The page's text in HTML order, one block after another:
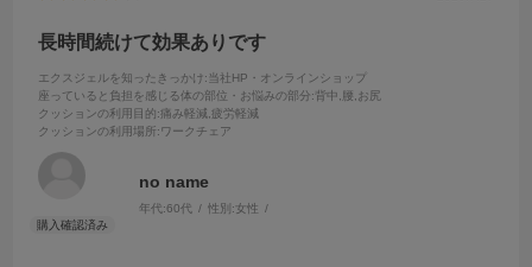
長時間続けて効果ありです
エクスジェルを知ったきっかけ :当社HP・オンラインショップ
座っていると負担を感じる体の部位・お悩みの部分:背中,腰,お尻
クッションの利用目的:痛み軽減,疲労軽減
クッションの利用場所:ワークチェア
no name
年代:60代 性別:女性